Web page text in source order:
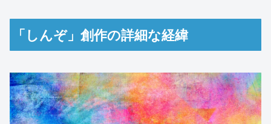
「しんぞ」創作の詳細な経緯